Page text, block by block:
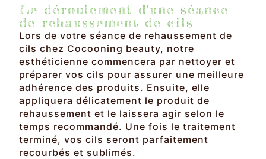
Le déroulement d'une séance
de rehaussement de cils
Lors de votre séance de rehaussement de
cils chez Cocooning beauty, notre
esthéticienne commencera par nettoyer et
préparer vos cils pour assurer une meilleure
adhérence des produits. Ensuite, elle
appliquera délicatement le produit de
rehaussement et le laissera agir selon le
temps recommandé. Une fois le traitement
terminé, vos cils seront parfaitement
recourbés et sublimés.